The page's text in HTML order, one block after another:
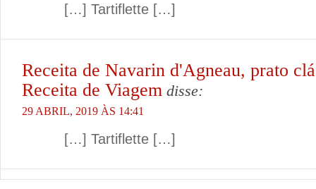
[…] Tartiflette […]
Receita de Navarin d'Agneau, prato
Receita de Viagem disse:
29 ABRIL, 2019 ÀS 14:41
[…] Tartiflette […]